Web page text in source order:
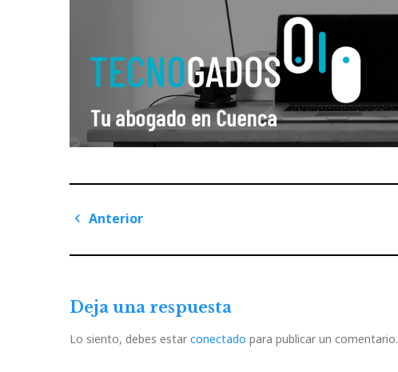
Navegación
de
Anterior
Deja una respuesta
Lo siento, debes estar conectado para publicar un comentario.